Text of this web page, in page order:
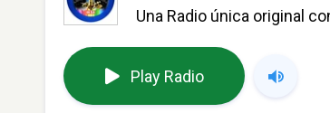
Una Radio única original
Play Radio